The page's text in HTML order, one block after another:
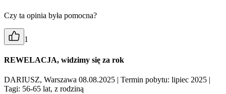
Czy ta opinia była pomocna?
1
REWELACJA, widzimy się za rok
DARIUSZ, Warszawa 08.08.2025 | Termin pobytu: lipiec 2025 |
Tagi: 56-65 lat, z rodziną